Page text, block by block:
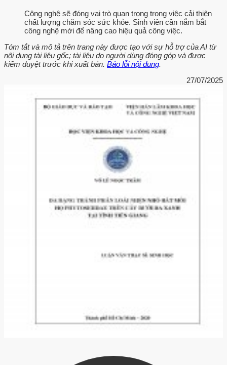
Công nghệ sẽ đóng vai trò quan trọng trong việc cải thiện
chất lượng chăm sóc sức khỏe. Sinh viên cần nắm bắt
công nghệ mới để nâng cao hiệu quả công việc.
Tóm tắt và mô tả trên trang này được tạo với sự hỗ trợ của AI từ
nội dung tài liệu gốc; tài liệu do người dùng đóng góp và được
kiểm duyệt trước khi xuất bản. Báo lỗi nội dung.
27/07/2025